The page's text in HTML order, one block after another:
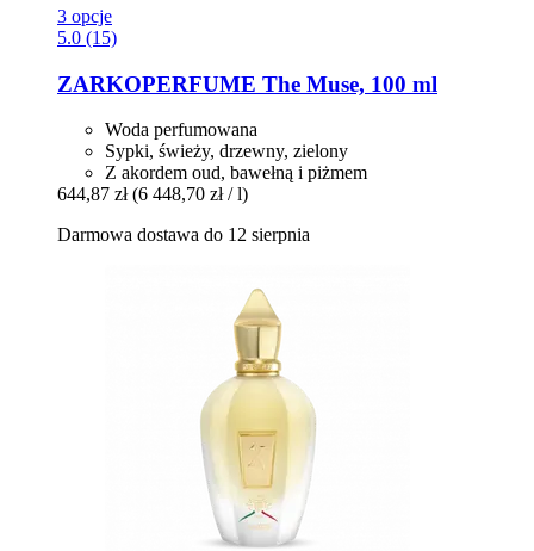
3 opcje
5.0 (15)
ZARKOPERFUME The Muse, 100 ml
Woda perfumowana
Sypki, świeży, drzewny, zielony
Z akordem oud, bawełną i piżmem
644,87 zł (6 448,70 zł / l)
Darmowa dostawa do 12 sierpnia